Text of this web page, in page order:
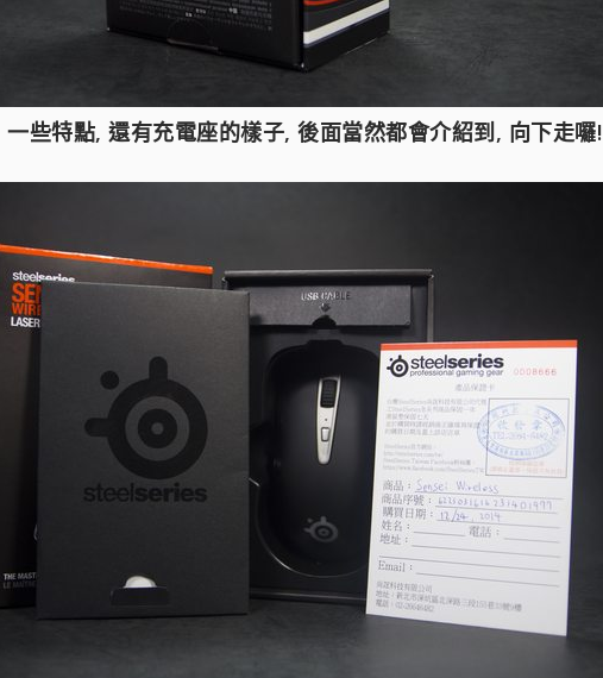
些特點, 還有充電座的樣子, 後面當然都會介紹到, 向下走囉!